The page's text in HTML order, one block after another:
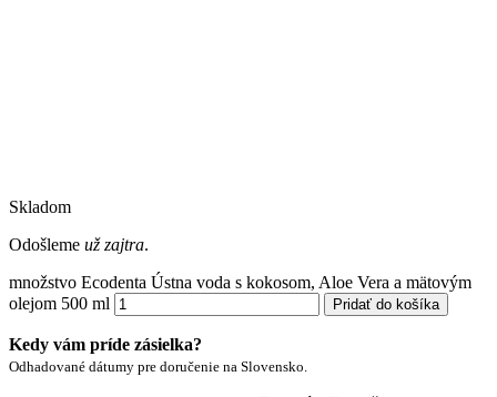
Skladom
Odošleme už zajtra.
množstvo Ecodenta Ústna voda s kokosom, Aloe Vera a mätovým
olejom 500 ml
Pridať do košíka
Kedy vám príde zásielka?
Odhadované dátumy pre doručenie na Slovensko.